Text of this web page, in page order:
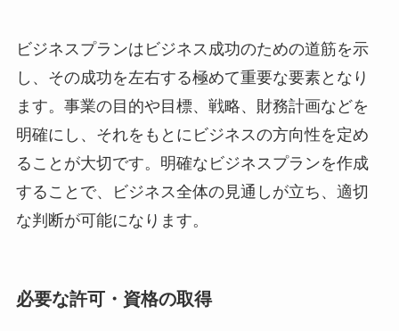
ビジネスプランはビジネス成功のための道筋を示
し、その成功を左右する極めて重要な要素となり
ます。事業の目的や目標、戦略、財務計画などを
明確にし、それをもとにビジネスの方向性を定め
ることが大切です。明確なビジネスプランを作成
することで、ビジネス全体の見通しが立ち、適切
な判断が可能になります。
必要な許可・資格の取得